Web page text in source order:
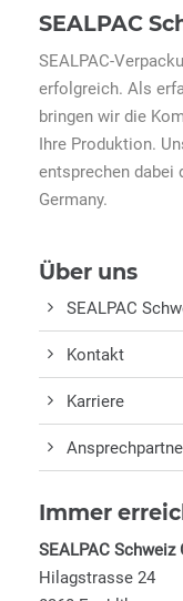
SEALPAC
SEALPAC-
erfolgreich. Als
bringen wir die
Ihre Produktion.
entsprechen dabei
Germany.
Über uns
SEALPAC
Kontakt
Karriere
Immer
SEALPAC Schweiz
Hilagstrasse 24